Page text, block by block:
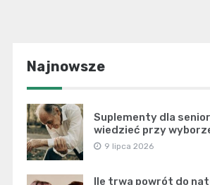
Najnowsze
Suplementy dla
wiedzieć przy
9 lipca 2026
Ile trwa powrót do